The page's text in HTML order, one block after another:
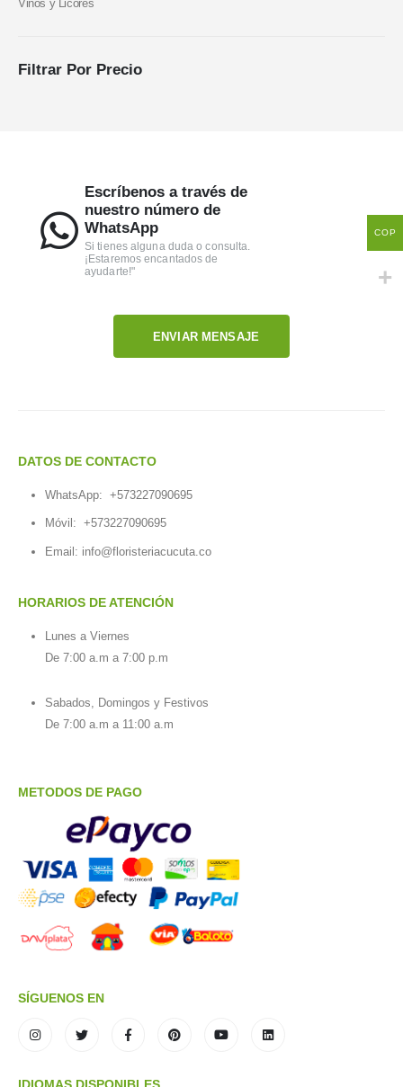
Vinos y Licores
Filtrar Por Precio
Escríbenos a través de
nuestro número de
WhatsApp
Si tienes alguna duda o consulta.
¡Estaremos encantados de
ayudarte!"
ENVIAR MENSAJE
DATOS DE CONTACTO
WhatsApp: +573227090695
Móvil: +573227090695
Email: info@floristeriacucuta.co
HORARIOS DE ATENCIÓN
Lunes a Viernes
De 7:00 a.m a 7:00 p.m
Sabados, Domingos y Festivos
De 7:00 a.m a 11:00 a.m
METODOS DE PAGO
SÍGUENOS EN
COP